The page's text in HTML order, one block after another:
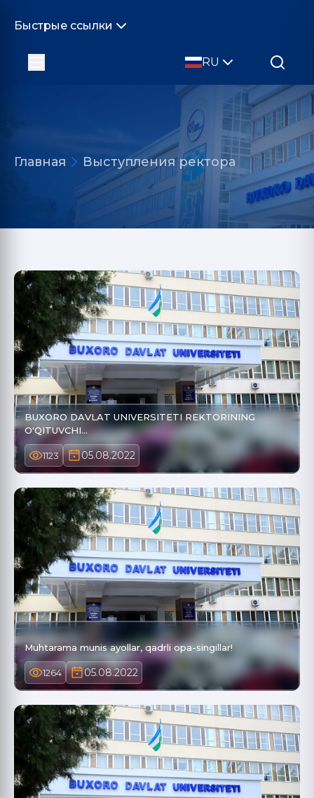
Быстрые ссылки
RU
Главная Выступления ректора
BUXORO DAVLAT UNIVERSITETI REKTORINING
O'QITUVCHI…
1123 05.08.2022
Muhtarama munis ayollar, qadrli opa-singillar!
1264 05.08.2022